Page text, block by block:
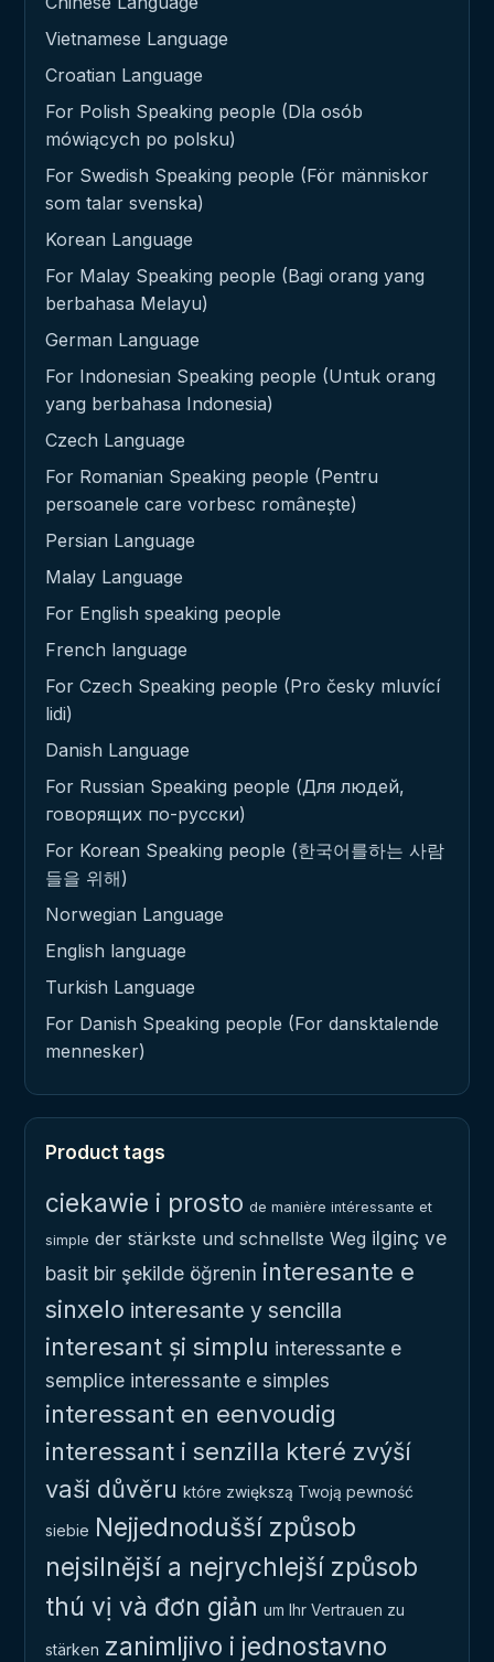
Vietnamese Language
Croatian Language
For Polish Speaking people (Dla osób
mówiących po polsku)
For Swedish Speaking people (För människor
som talar svenska)
Korean Language
For Malay Speaking people (Bagi orang yang
berbahasa Melayu)
German Language
For Indonesian Speaking people (Untuk orang
yang berbahasa Indonesia)
Czech Language
For Romanian Speaking people (Pentru
persoanele care vorbesc românește)
Persian Language
Malay Language
For English speaking people
French language
For Czech Speaking people (Pro česky mluvící
lidi)
Danish Language
For Russian Speaking people (Для людей,
говорящих по-русски)
For Korean Speaking people (한국어를하는 사람
들을 위해)
Norwegian Language
English language
Turkish Language
For Danish Speaking people (For dansktalende
mennesker)
Product tags
ciekawie i prosto de manière intéressante et
simple der stärkste und schnellste Weg ilginç ve
basit bir şekilde öğrenin interesante e
sinxelo interesante y sencilla
interesant și simplu interessante e
semplice interessante e simples
interessant en eenvoudig
interessant i senzilla které zvýší
vaši důvěru które zwiększą Twoją pewność
siebie Nejjednodušší způsob
nejsilnější a nejrychlejší způsob
thú vị và đơn giản um Ihr Vertrauen zu
stärken zanimljivo i jednostavno